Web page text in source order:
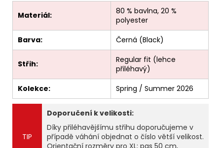
Materiál:
80 % bavlna, 20 %
polyester
Barva:
Černá (Black)
Střih:
Regular fit (lehce
přiléhavý)
Kolekce:
Spring / Summer 2026
TIP
Doporučení k velikosti:
Díky přiléhavějšímu střihu doporučujeme v
případě váhání objednat o číslo větší velikost.